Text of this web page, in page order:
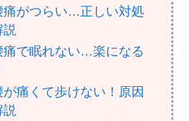
がつらい…正しい対処
で眠れない…楽になる
痛くて歩けない！原因
説